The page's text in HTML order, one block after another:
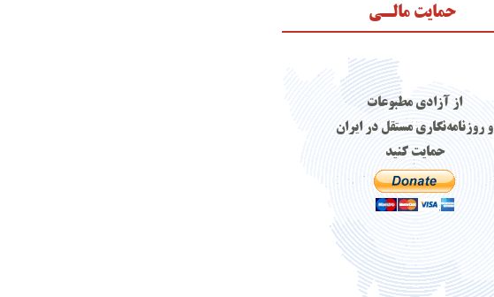
حمایت مالـی
از آزادی مطبوعات
و روزنامه‌نگاری مستقل در ایران
حمایت کنید